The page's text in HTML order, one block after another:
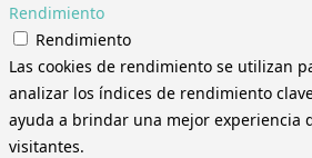
Rendimiento
Rendimiento
Las cookies de rendimiento se utilizan
analizar los índices de rendimiento
ayuda a brindar una mejor experiencia
visitantes.